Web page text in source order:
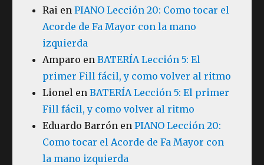
Rai enPIANO Lección 20: Como tocar el
Acorde de Fa Mayor con la mano
izquierda
Amparo enBATERÍA Lección 5: El
primer Fill fácil, y como volver al ritmo
Lionel enBATERÍA Lección 5: El primer
Fill fácil, y como volver al ritmo
Eduardo Barrón enPIANO Lección 20:
Como tocar el Acorde de Fa Mayor con
la mano izquierda